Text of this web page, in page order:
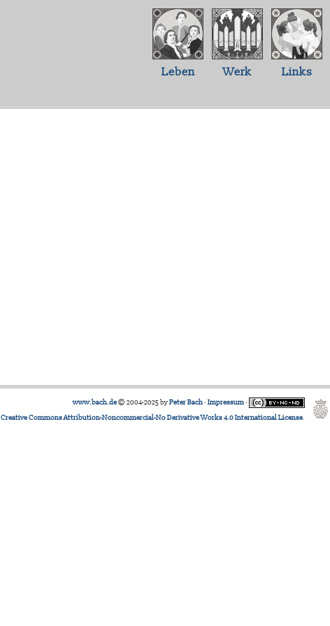
Leben Werk Links
www.bach.de© 2004-2025 byPeter Bach· Impressum·
Creative Commons Attribution-Noncommercial-No Derivative Works 4.0 International License.